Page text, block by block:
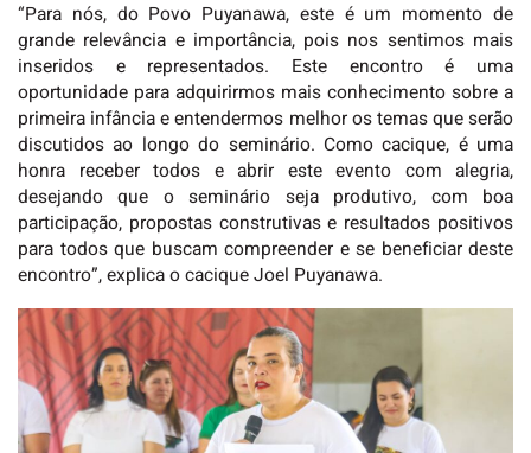
“Para nós, do Povo Puyanawa, este é um momento de
grande relevância e importância, pois nos sentimos mais
inseridos e representados. Este encontro é uma
oportunidade para adquirirmos mais conhecimento sobre a
primeira infância e entendermos melhor os temas que serão
discutidos ao longo do seminário. Como cacique, é uma
honra receber todos e abrir este evento com alegria,
desejando que o seminário seja produtivo, com boa
participação, propostas construtivas e resultados positivos
para todos que buscam compreender e se beneficiar deste
encontro”, explica o cacique Joel Puyanawa.